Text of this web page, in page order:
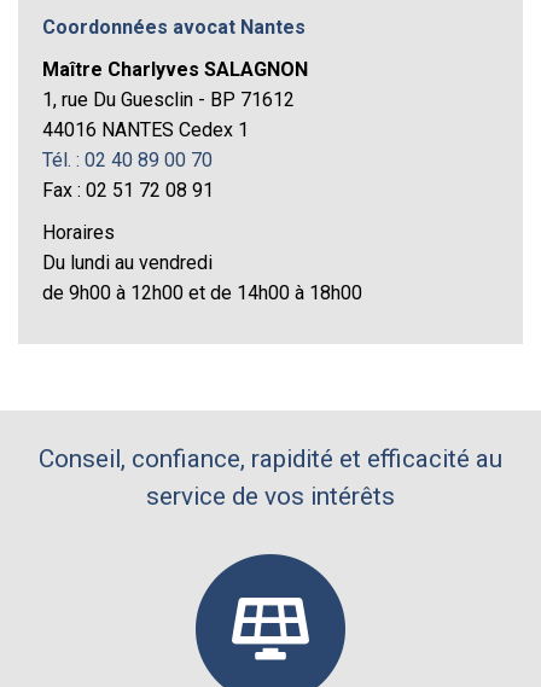
Coordonnées avocat Nantes
Maître Charlyves SALAGNON
1, rue Du Guesclin - BP 71612
44016 NANTES Cedex 1
Tél. : 02 40 89 00 70
Fax : 02 51 72 08 91
Horaires
Du lundi au vendredi
de 9h00 à 12h00 et de 14h00 à 18h00
Conseil, confiance, rapidité et efficacité au
service de vos intérêts